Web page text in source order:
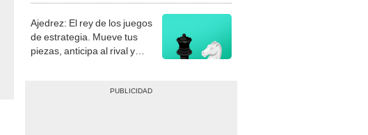
piezas, anticipa al rival y
consigue el jaque mate.